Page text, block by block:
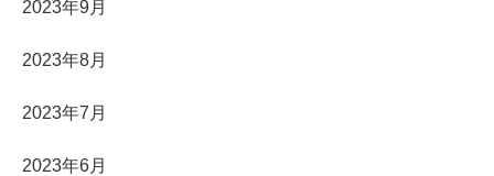
2023年9月
2023年8月
2023年7月
2023年6月